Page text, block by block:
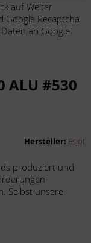
auf Weiter
Google Recaptcha
an Google
ALU #530
Hersteller: Esjot
produziert und
Selbst unsere